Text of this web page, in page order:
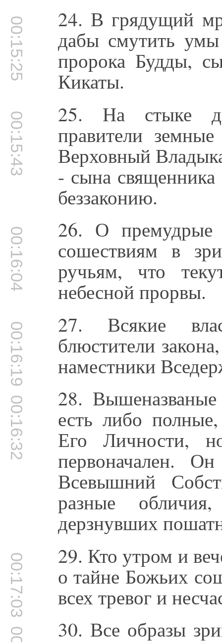
00:15:25 24. В грядущий
дабы смутить умы
пророка Будды,
Кикаты.
00:15:43 25. На стыке
правители
Верховный
- сына
беззаконию.
00:16:04 26. О премудрые
сошествиям в
ручьям, что
небесной прорвы.
00:16:19 27. Всякие
блюстители
наместники
00:16:32 28.
есть либо
Его Личности,
первоначален.
Всевышний
разные
дерзнувших
00:17:03 29. Кто утром и
о тайне Божьих
всех тревог и
30. Все образы